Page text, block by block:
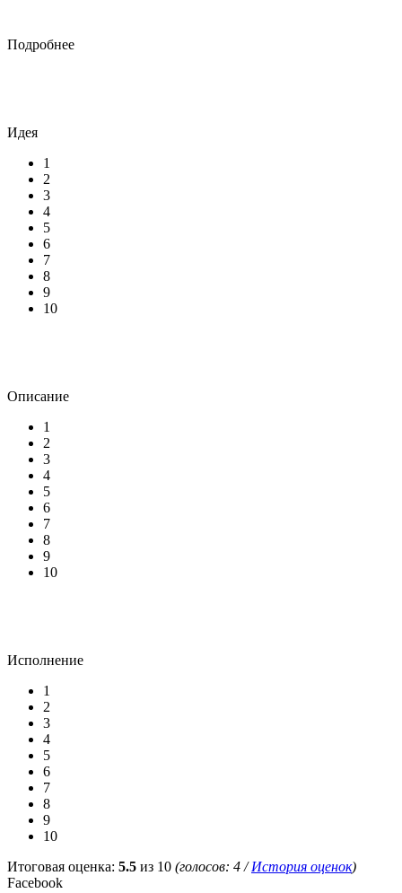
Подробнее
Идея
1
2
3
4
5
6
7
8
9
10
Описание
1
2
3
4
5
6
7
8
9
10
Исполнение
1
2
3
4
5
6
7
8
9
10
Итоговая оценка: 5.5 из 10 (голосов: 4/История оценок)
Facebook